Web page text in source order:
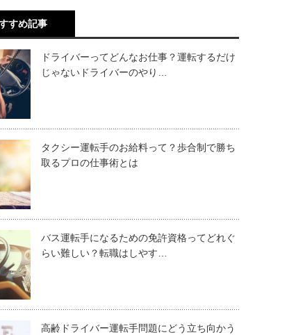
すめ記事
ドライバーってどんなお仕事？運転するだけ
じゃないドライバーのやり…
タクシー運転手のお給料って？歩合制で勝ち
取るプロの仕事術とは
バス運転手になるための免許資格ってどれぐ
らい難しい？転職はしやす…
高齢ドライバー運転手問題にどう立ち向かう